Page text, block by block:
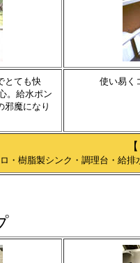
とても快
。給水ポン
邪魔になり
使い易く
・樹脂製シンク・調理台・給